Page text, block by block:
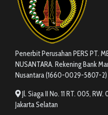
Penerbit Perusahan PERS PT.
NUSANTARA. Rekening Bank
Nusantara (1660-0029-5807-2)
Jl. Siaga II No. 11 RT. 005,
Jakarta Selatan